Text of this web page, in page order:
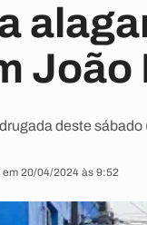
João
deste sábado
20/04/2024 às 9:52